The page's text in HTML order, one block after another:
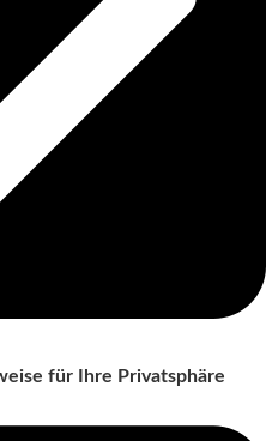
für Ihre Privatsphäre